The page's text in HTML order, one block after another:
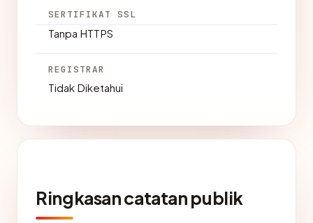
SERTIFIKAT SSL
Tanpa HTTPS
REGISTRAR
Tidak Diketahui
Ringkasan catatan publik